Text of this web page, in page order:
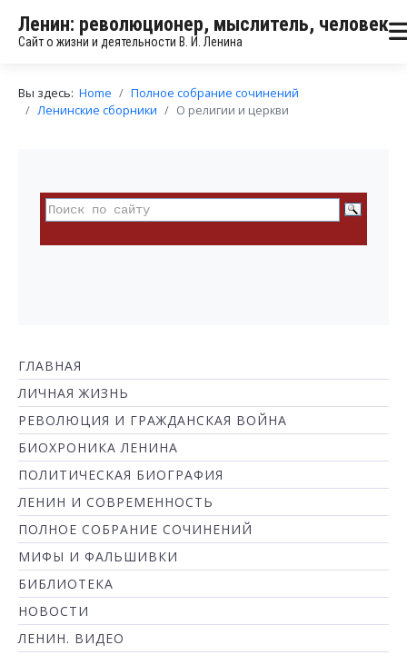
Ленин: революционер, мыслитель, человек
Сайт о жизни и деятельности В. И. Ленина
Вы здесь: Home
Полное собрание сочинений
Ленинские сборники
О религии и церкви
ГЛАВНАЯ
ЛИЧНАЯ ЖИЗНЬ
РЕВОЛЮЦИЯ И ГРАЖДАНСКАЯ ВОЙНА
БИОХРОНИКА ЛЕНИНА
ПОЛИТИЧЕСКАЯ БИОГРАФИЯ
ЛЕНИН И СОВРЕМЕННОСТЬ
ПОЛНОЕ СОБРАНИЕ СОЧИНЕНИЙ
МИФЫ И ФАЛЬШИВКИ
БИБЛИОТЕКА
НОВОСТИ
ЛЕНИН. ВИДЕО